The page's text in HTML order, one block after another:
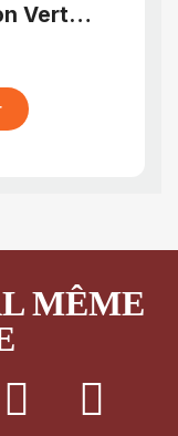
Vert
MÊME